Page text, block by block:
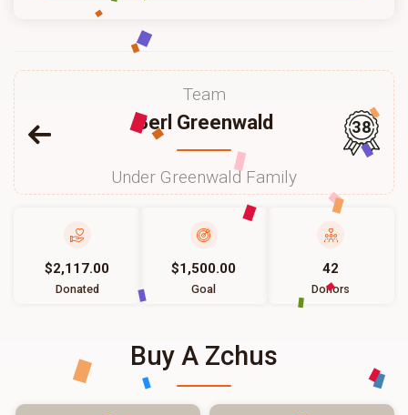
Team
Berl Greenwald
Under Greenwald Family
38
$2,117.00
Donated
$1,500.00
Goal
42
Donors
Buy A Zchus